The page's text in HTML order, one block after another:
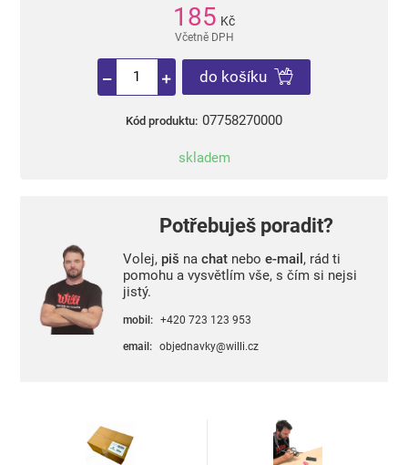
185 Kč
Včetně DPH
do košíku
Kód produktu: 07758270000
skladem
Potřebuješ poradit?
Volej, piš na chatnebo e-mail , rád ti
pomohu a vysvětlím vše, s čím si nejsi
jistý.
mobil: +420 723 123 953
email: objednavky@willi.cz